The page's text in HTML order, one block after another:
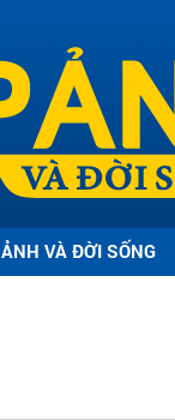
ẢNH VÀ ĐỜI SỐNG